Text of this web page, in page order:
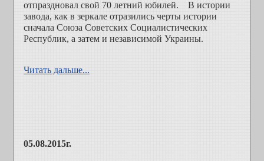
отпраздновал свой 70 летний юбилей. В истории
завода, как в зеркале отразились черты истории
сначала Союза Советских Социалистических
Республик, а затем и независимой Украины.
Читать дальше...
05.08.2015г.